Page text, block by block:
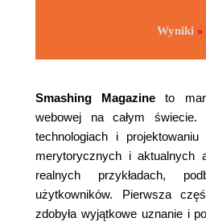
Wyniki »
Smashing Magazine to
webowej na całym świecie.
technologiach i
merytorycznych i aktualnych
realnych przykładach,
użytkowników. Pierwsza
zdobyła wyjątkowe uznanie i